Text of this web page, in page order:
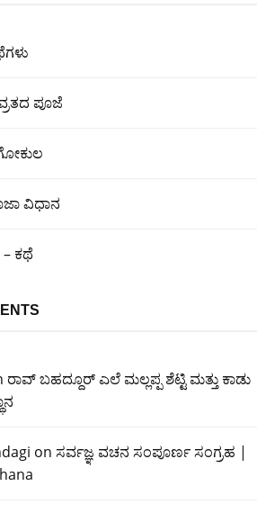
ಪೂಜೆ
ವಿಧಾನ
– ಕಥೆ
ರಾವ್ ಬಹದ್ದೂರ್ ಎಲೆ ಮಲ್ಲಪ್ಪ ಶೆಟ್ಟಿ ಮತ್ತು ಕಾಡು
on ಸರ್ವಜ್ಞ ವಚನ ಸಂಪೂರ್ಣ ಸಂಗ್ರಹ |